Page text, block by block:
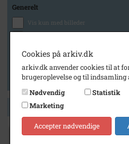
Generelt
Vis kun med billeder
Vis kun med lydklip
Vis kun med kilder
Vis kun med geo-tag
Side 1 af 1
Cookies på arkiv.dk
arkiv.dk anvender cookies til at
brugeroplevelse og til
Nødvendig
Statistik
Marketing
Accepter nødvendige